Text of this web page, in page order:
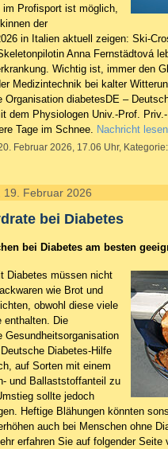
im Profisport ist möglich,
der
in Italien aktuell zeigen: Ski-
Anna Fernstädtová
Wichtig ist, immer den
Medizintechnik bei kalter
Organisation diabetesDE –
dem Physiologen Univ.-Prof.
Tage im Schnee. Nachricht lesen
Februar 2026, 17.06 Uhr,
19. Februar 2026
bei Diabetes
bei Diabetes am besten
Diabetes müssen nicht
wie Brot und
obwohl diese viele
enthalten. Die
Gesundheitsorganisation
Diabetes-Hilfe
auf Sorten mit einem
und Ballaststoffanteil zu
sollte jedoch
Heftige Blähungen könnten
auch bei Menschen ohne
erfahren Sie auf folgender Seite